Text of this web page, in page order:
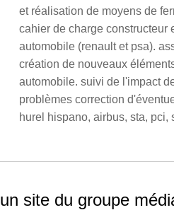
et réalisation de moyens de
cahier de charge constructeur
automobile (renault et psa).
création de nouveaux
automobile. suivi de l'impact
problèmes correction
hurel hispano, airbus, sta, pci,
un site du groupe